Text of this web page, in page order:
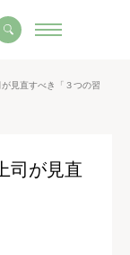
見直すべき「３つの習
司が見直